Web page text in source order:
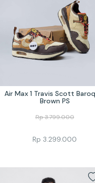
Air Max 1 Travis Scott
Brown PS
Rp3.799.000
Rp 3.299.000